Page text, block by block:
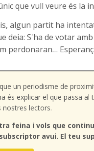
que vull veure és la
algun partit ha
deia: S'ha de votar
perdonaran…
un periodisme de
és explicar el que passa
nostres lectors.
feina i vols que
avui. El teu